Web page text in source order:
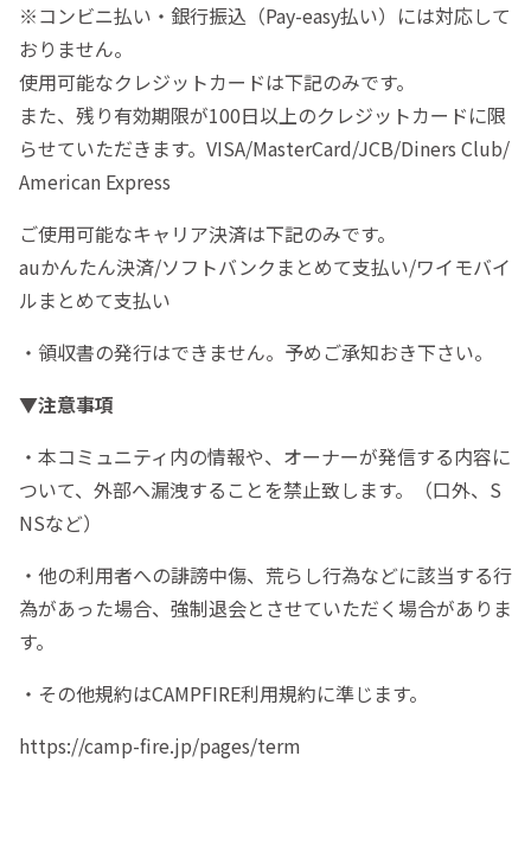
※コンビニ払い・銀行振込（Pay-easy払い）には対応して
おりません。
使用可能なクレジットカードは下記のみです。
また、残り有効期限が100日以上のクレジットカードに限
らせていただきます。VISA/MasterCard/JCB/Diners Club/
American Express
ご使用可能なキャリア決済は下記のみです。
auかんたん決済/ソフトバンクまとめて支払い/ワイモバイ
ルまとめて支払い
・領収書の発行はできません。予めご承知おき下さい。
▼注意事項
・本コミュニティ内の情報や、オーナーが発信する内容に
ついて、外部へ漏洩することを禁止致します。（口外、S
NSなど）
・他の利用者への誹謗中傷、荒らし行為などに該当する行
為があった場合、強制退会とさせていただく場合がありま
す。
・その他規約はCAMPFIRE利用規約に準じます。
https://camp-fire.jp/pages/term